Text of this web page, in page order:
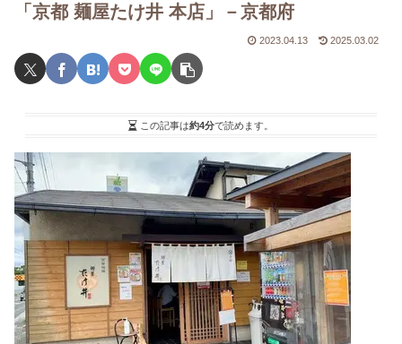
「京都 麺屋たけ井 本店」－京都府
2023.04.13 2025.03.02
この記事は約4分で読めます。